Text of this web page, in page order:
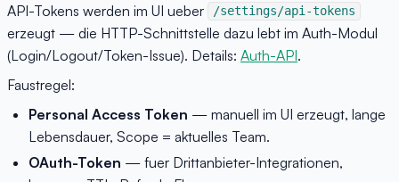
API-Tokens werden im UI ueber /settings/api-tokens
erzeugt — die HTTP-Schnittstelle dazu lebt im Auth-Modul
(Login/Logout/Token-Issue). Details: Auth-API.
Faustregel:
Personal Access Token — manuell im UI erzeugt, lange
Lebensdauer, Scope = aktuelles Team.
OAuth-Token — fuer Drittanbieter-Integrationen,